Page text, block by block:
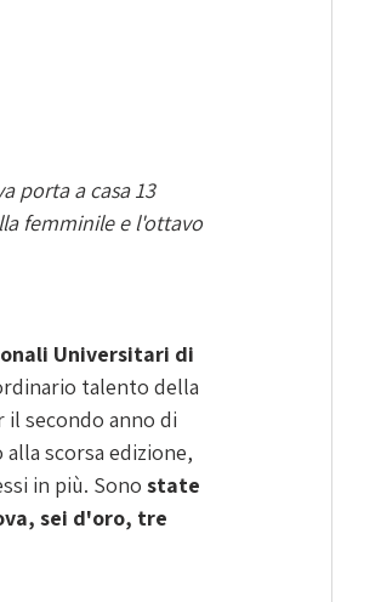
porta a casa 13
femminile e l'ottavo
Universitari di
talento della
il secondo anno di
scorsa edizione,
in più. Sono state
sei d'oro, tre